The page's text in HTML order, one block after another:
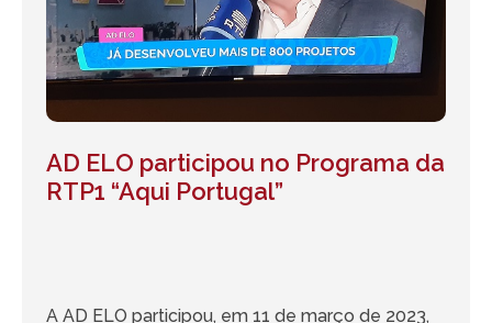
AD ELO participou no Programa da
RTP1 “Aqui Portugal”
A AD ELO participou, em 11 de março de 2023,